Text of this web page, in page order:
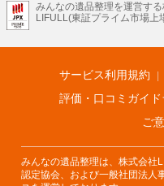
LIFULL HOME'Sのサービス
不動産・住宅
不動産査定 マンション専門売
不動産アーカイブ
空き家バン
不動産用語集 住まいのお役立
アプリ 不動産データ
みんなの遺品整理を運営す
LIFULL(東証プライム市場上
サービス利用規約
評価・口コミガイド
ご
みんなの遺品整理は、株式会社
認定協会、および一般社団法人